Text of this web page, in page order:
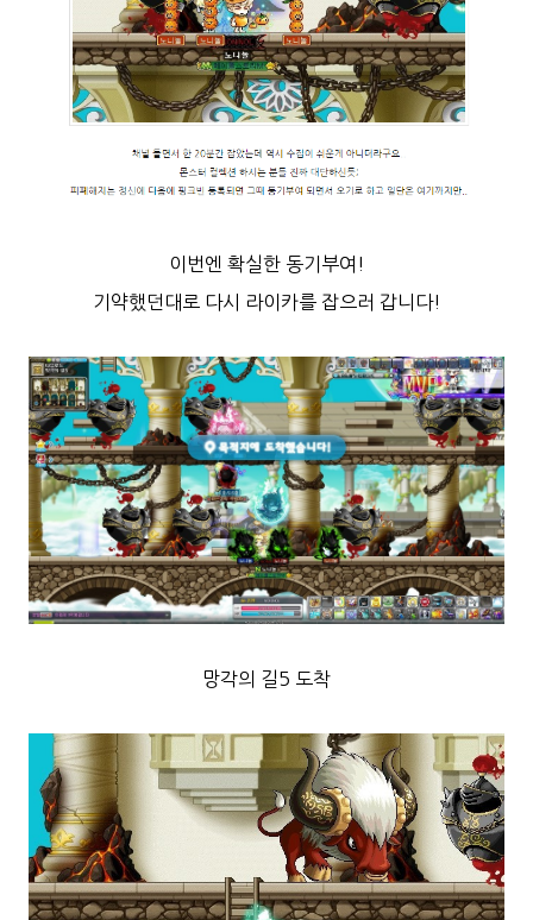
이번엔 확실한 동기부여!
기약했던대로다시 라이카를 잡으러 갑니다!
망각의 길5 도착